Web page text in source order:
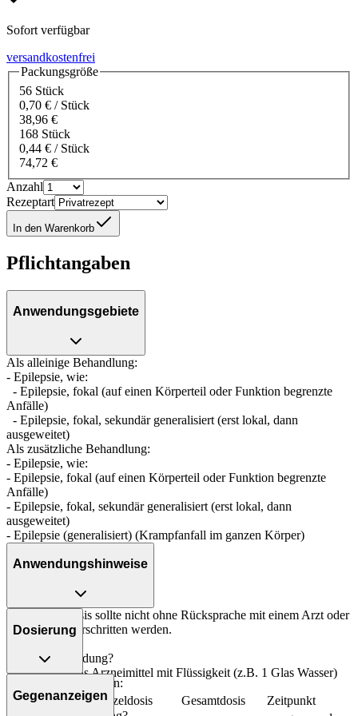
Sofort verfügbar
versandkostenfrei
Packungsgröße
56 Stück
0,70 € / Stück
38,96 €
168 Stück
0,44 € / Stück
74,72 €
Anzahl
Rezeptart
In den Warenkorb
Pflichtangaben
Anwendungsgebiete
Als alleinige Behandlung:
- Epilepsie, wie:
- Epilepsie, fokal (auf einen Körperteil oder Funktion begrenzte
Anfälle)
- Epilepsie, fokal, sekundär generalisiert (erst lokal, dann
ausgeweitet)
Als zusätzliche Behandlung:
- Epilepsie, wie:
- Epilepsie, fokal (auf einen Körperteil oder Funktion begrenzte
Anfälle)
- Epilepsie, fokal, sekundär generalisiert (erst lokal, dann
ausgeweitet)
- Epilepsie (generalisiert) (Krampfanfall im ganzen Körper)
Anwendungshinweise
Die Gesamtdosis sollte nicht ohne Rücksprache mit einem Arzt oder
Apotheker überschritten werden.
Art der Anwendung?
Nehmen Sie das Arzneimittel mit Flüssigkeit (z.B. 1 Glas Wasser)
Dosierung
Bei schweren Formen:
Personenkreis
Einzeldosis Gesamtdosis Zeitpunkt
Gegenanzeigen